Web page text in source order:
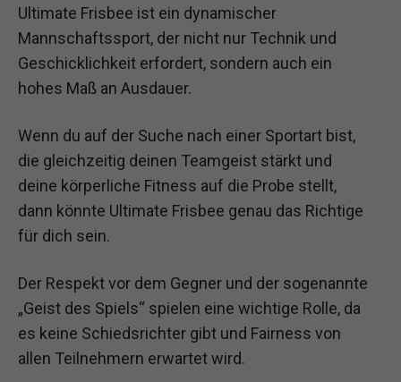
Ultimate Frisbee ist ein dynamischer
Mannschaftssport, der nicht nur Technik und
Geschicklichkeit erfordert, sondern auch ein
hohes Maß an Ausdauer.
Wenn du auf der Suche nach einer Sportart bist,
die gleichzeitig deinen Teamgeist stärkt und
deine körperliche Fitness auf die Probe stellt,
dann könnte Ultimate Frisbee genau das Richtige
für dich sein.
Der Respekt vor dem Gegner und der sogenannte
„Geist des Spiels“ spielen eine wichtige Rolle, da
es keine Schiedsrichter gibt und Fairness von
allen Teilnehmern erwartet wird.